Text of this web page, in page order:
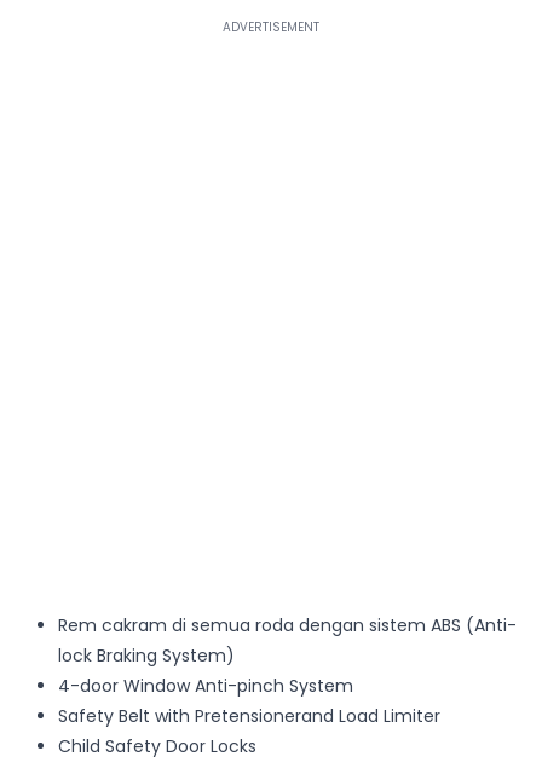
Rem cakram di semua roda dengan sistem ABS (Anti-
lock Braking System)
4-door Window Anti-pinch System
Safety Belt with Pretensionerand Load Limiter
Child Safety Door Locks